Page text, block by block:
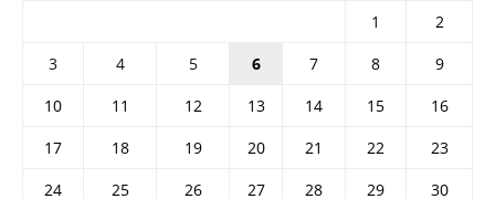
1
2
3
4 5 6 7 8
9
10
11 12 13 14 15
16
17
18 19 20 21 22
23
24
25 26 27 28 29
30